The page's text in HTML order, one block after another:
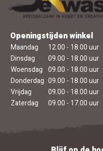
Openingstijden winkel
Maandag
12.00 - 18.00 uur
Dinsdag
09.00 - 18.00 uur
Woensdag 09.00 - 18.00 uur
Donderdag 09.00 - 18.00 uur
Vrijdag
09.00 - 18.00 uur
Zaterdag
09.00 - 17.00 uur